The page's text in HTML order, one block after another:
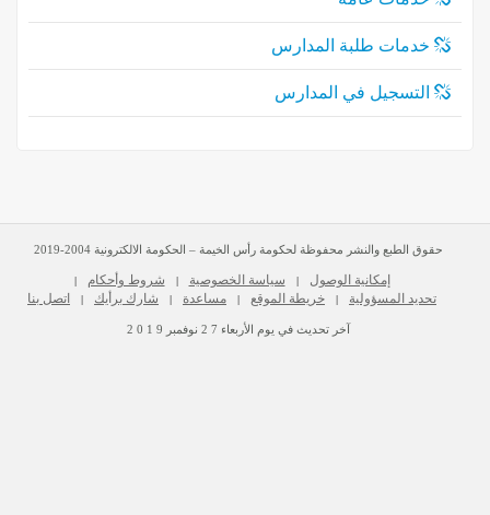
خدمات طلبة المدارس
التسجيل في المدارس
حقوق الطبع والنشر محفوظة لحكومة رأس الخيمة – الحكومة الالكترونية 2004-2019
إمكانية الوصول | سياسة الخصوصية | شروط وأحكام |
تحديد المسؤولية | خريطة الموقع | مساعدة | شارك برأيك | اتصل بنا
2 0 1 9 نوفمبر 2 7 الأربعاء آخر تحديث في يوم